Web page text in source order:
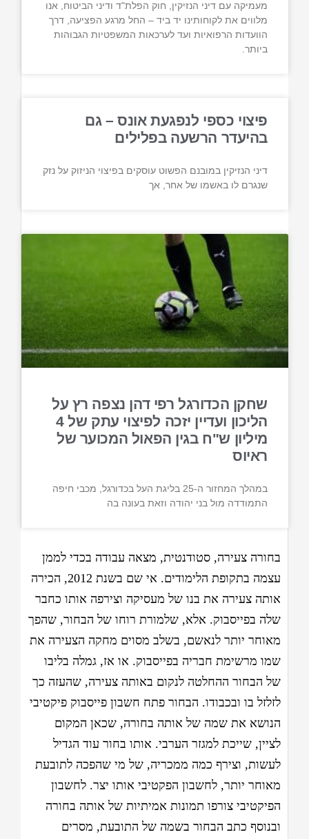
בחורה צעירה, סטודנטית, מצאה עבודה בכדי לממן
עצמה בתקופת הלימודים. אי שם בשנת 2012, הכירה
אותה צעירה את בנו של מעסיקה וצירפה אותו כחבר
שלה בפייסבוק. אלא, שלמורת רוחו של הבחור, שהפך
מאוחר יותר לנאשם, בשלב מסוים מחקה הצעירה את
שמו מרשימת חבריה בפייסבוק. או אז, גמלה בליבו
של הבחור ההחלטה לנקום באותה צעירה, שהעזה כך
לזלזל בו ובכבודו. הבחור פתח חשבון פייסבוק פיקטיבי
הנושא את שמה של אותה בחורה, שכאן המקום
לציין, שייכת למגזר הערבי. אותו בחור עוד הגדיל
לעשות, וצירף כמה ממכריה, של מי שהפכה לתובעת
מאוחר יותר, לחשבון הפקטיבי אותו יצר. לחשבון
הפיקטיבי צורפו תמונות אמיתיות של אותה בחורה
ובנוסף כתב הבחור בשמה של התובעת, מסרים
מעמיקה עם דיני הנזיקין, חוק הפלת"ד ודיני הביטוח, אנו
מלווים את לקוחותינו יד ביד – החל מרגע הפציעה, דרך
הוועדות הרפואיות ועד לערכאות המשפטיות הגבוהות
ביותר.
פיצוי כספי לנפגעת אונס – גם
בהיעדר הרשעה בפלילים
דיני הנזיקין במובנם הפשוט עוסקים בפיצוי הניזוק על נזק
שנגרם לו באשמו של אחר, אך
שחקן הכדורגל רפי דהן נצפה רץ על
הליכון ועדיין יזכה לפיצוי עתק של 4
מיליון ש"ח בגין הפאול המכוער של
ראיוס
במהלך המחזור ה-25 בליגת העל בכדורגל, מכבי חיפה
התמודדה מול בני יהודה וזאת בעונה בה